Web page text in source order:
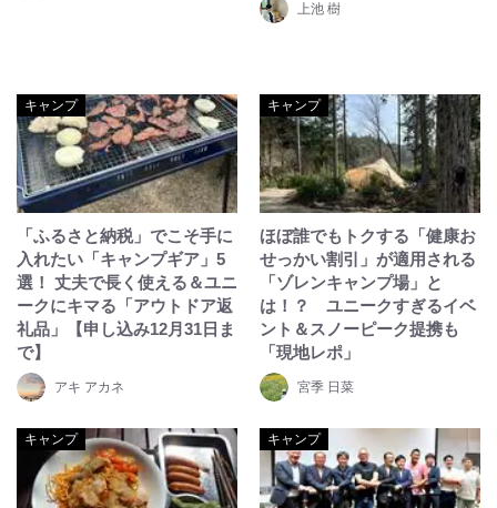
上池 樹
キャンプ
「ふるさと納税」でこそ手に
入れたい「キャンプギア」5
選！ 丈夫で長く使える＆ユニ
ークにキマる「アウトドア返
礼品」【申し込み12月31日ま
で】
アキ アカネ
キャンプ
ほぼ誰でもトクする「健康お
せっかい割引」が適用される
「ゾレンキャンプ場」と
は！？ ユニークすぎるイベ
ント＆スノーピーク提携も
「現地レポ」
宮季 日菜
キャンプ キャンプ